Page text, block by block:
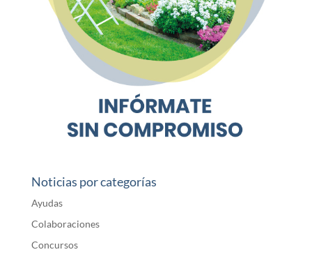
Noticias por categorías
Ayudas
Colaboraciones
Concursos